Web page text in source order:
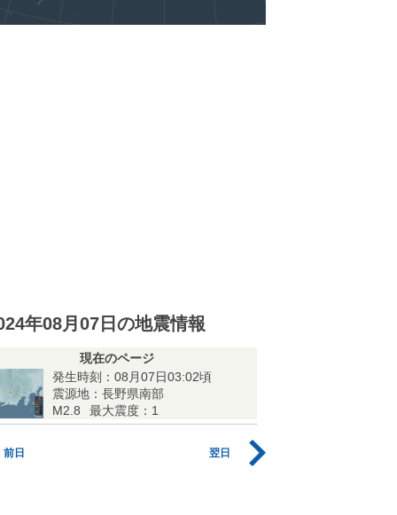
年08月07日の地震情報
現在のページ
発生時刻：08月07日03:02頃
震源地：長野県南部
M2.8
最大震度：1
前日 翌日